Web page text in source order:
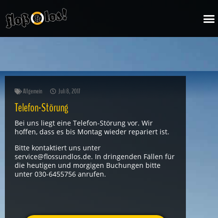
Inhalt
springen
Allgemein Juli 8, 2017
Telefon-Störung
Bei uns liegt eine Telefon-Störung vor. Wir
hoffen, dass es bis Montag wieder repariert ist.
Bitte kontaktiert uns unter
service@flossundlos.de. In dringenden Fällen für
die heutigen und morgigen Buchungen bitte
unter 030-6455756 anrufen.